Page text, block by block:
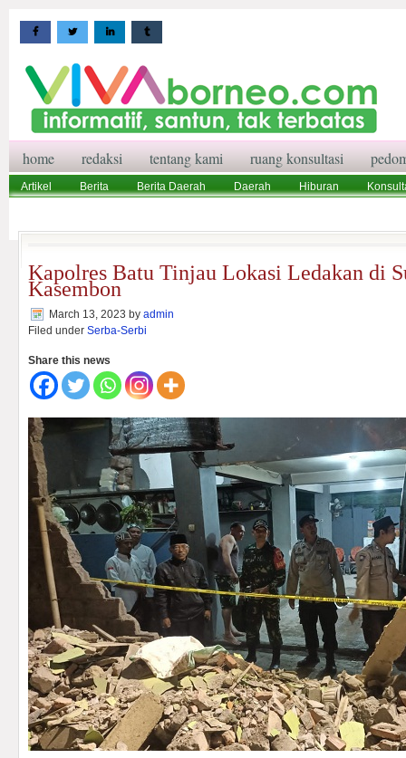
home redaksi tentang kami ruang konsultasi
Artikel Berita Berita Daerah Daerah Hiburan
Kapolres Batu Tinjau Lokasi Ledakan di
Kasembon
March 13, 2023 by admin
Filed under Serba-Serbi
Share this news